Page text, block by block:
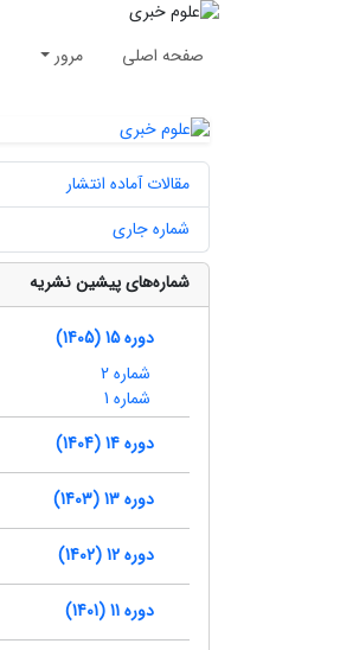
صفحه اصلی مرور
مقالات آماده انتشار
شماره جاری
شماره‌های پیشین نشریه
دوره 15 (1405)
شماره 2
شماره 1
دوره 14 (1404)
دوره 13 (1403)
دوره 12 (1402)
دوره 11 (1401)